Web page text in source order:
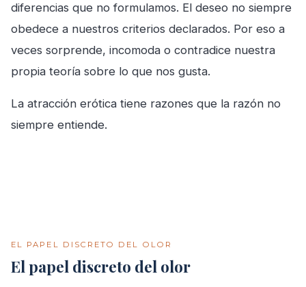
diferencias que no formulamos. El deseo no siempre
obedece a nuestros criterios declarados. Por eso a
veces sorprende, incomoda o contradice nuestra
propia teoría sobre lo que nos gusta.
La atracción erótica tiene razones que la razón no
siempre entiende.
EL PAPEL DISCRETO DEL OLOR
El papel discreto del olor